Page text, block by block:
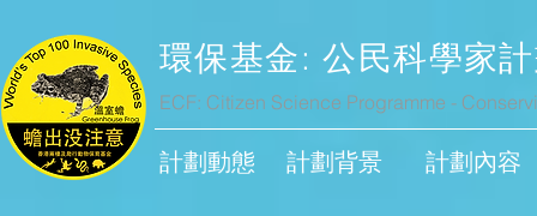
環保基金: 公民科學家
ECF: Citizen Science Programme -
計劃動態 計劃背景 計劃內容